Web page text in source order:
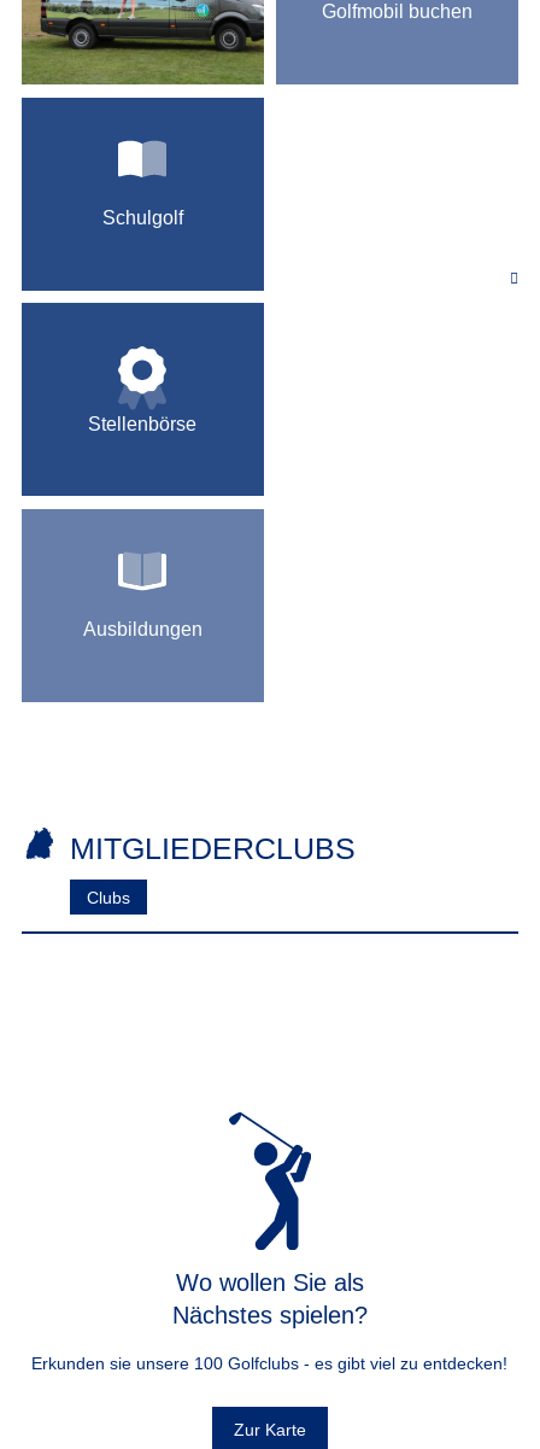
Golfmobil buchen
Schulgolf
Stellenbörse
Ausbildungen
MITGLIEDERCLUBS
Clubs
Wo wollen Sie als
Nächstes spielen?
Erkunden sie unsere 100 Golfclubs - es gibt viel zu entdecken!
Zur Karte